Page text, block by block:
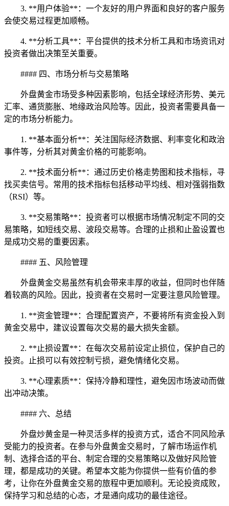
3. **用户体验**：一个友好的用户界面和良好的客户服务
会使交易过程更加顺畅。
4. **分析工具**：平台提供的技术分析工具和市场资讯对
投资者做出决策至关重要。
#### 四、市场分析与交易策略
外盘黄金市场受多种因素影响，包括全球经济形势、美元
汇率、通货膨胀、地缘政治风险等。因此，投资者需要具备一
定的市场分析能力。
1. **基本面分析**：关注国际经济数据、利率变化和政治
事件等，分析其对黄金价格的可能影响。
2. **技术面分析**：通过历史价格走势图和技术指标，寻
找买卖信号。常用的技术指标包括移动平均线、相对强弱指数
（RSI）等。
3. **交易策略**：投资者可以根据市场情况制定不同的交
易策略，如短线交易、波段交易等。合理的止损和止盈设置也
是成功交易的重要因素。
#### 五、风险管理
外盘黄金交易虽然有机会带来丰厚的收益，但同时也伴随
着较高的风险。因此，投资者在交易时一定要注意风险管理。
1. **资金管理**：合理配置资产，不要将所有资金投入到
黄金交易中，建议设置每次交易的最大损失金额。
2. **止损设置**：在每次交易前设定止损位，保护自己的
投资。止损可以有效控制亏损，避免情绪化交易。
3. **心理素质**：保持冷静和理性，避免因市场波动而做
出冲动决策。
#### 六、总结
外盘炒黄金是一种灵活多样的投资方式，适合不同风险承
受能力的投资者。在参与外盘黄金交易时，了解市场运作机
制、选择合适的平台、制定合理的交易策略以及做好风险管
理，都是成功的关键。希望本文能为你提供一些有价值的参
考，让你在外盘黄金交易的旅程中更加顺利。无论投资成败，
保持学习和总结的心态，才是通向成功的最佳途径。